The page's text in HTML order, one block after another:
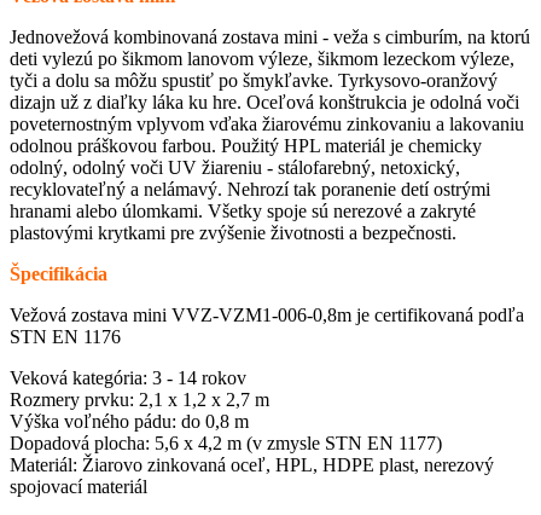
Jednovežová kombinovaná zostava mini - veža s cimburím, na ktorú
deti vylezú po šikmom lanovom výleze, šikmom lezeckom výleze,
tyči a dolu sa môžu spustiť po šmykľavke. Tyrkysovo-oranžový
dizajn už z diaľky láka ku hre. Oceľová konštrukcia je odolná voči
poveternostným vplyvom vďaka žiarovému zinkovaniu a lakovaniu
odolnou práškovou farbou. Použitý HPL materiál je chemicky
odolný, odolný voči UV žiareniu - stálofarebný, netoxický,
recyklovateľný a nelámavý. Nehrozí tak poranenie detí ostrými
hranami alebo úlomkami. Všetky spoje sú nerezové a zakryté
plastovými krytkami pre zvýšenie životnosti a bezpečnosti.
Špecifikácia
Vežová zostava mini VVZ-VZM1-006-0,8m je certifikovaná podľa
STN EN 1176
Veková kategória: 3 - 14 rokov
Rozmery prvku: 2,1 x 1,2 x 2,7 m
Výška voľného pádu: do 0,8 m
Dopadová plocha: 5,6 x 4,2 m (v zmysle STN EN 1177)
Materiál: Žiarovo zinkovaná oceľ, HPL, HDPE plast, nerezový
spojovací materiál